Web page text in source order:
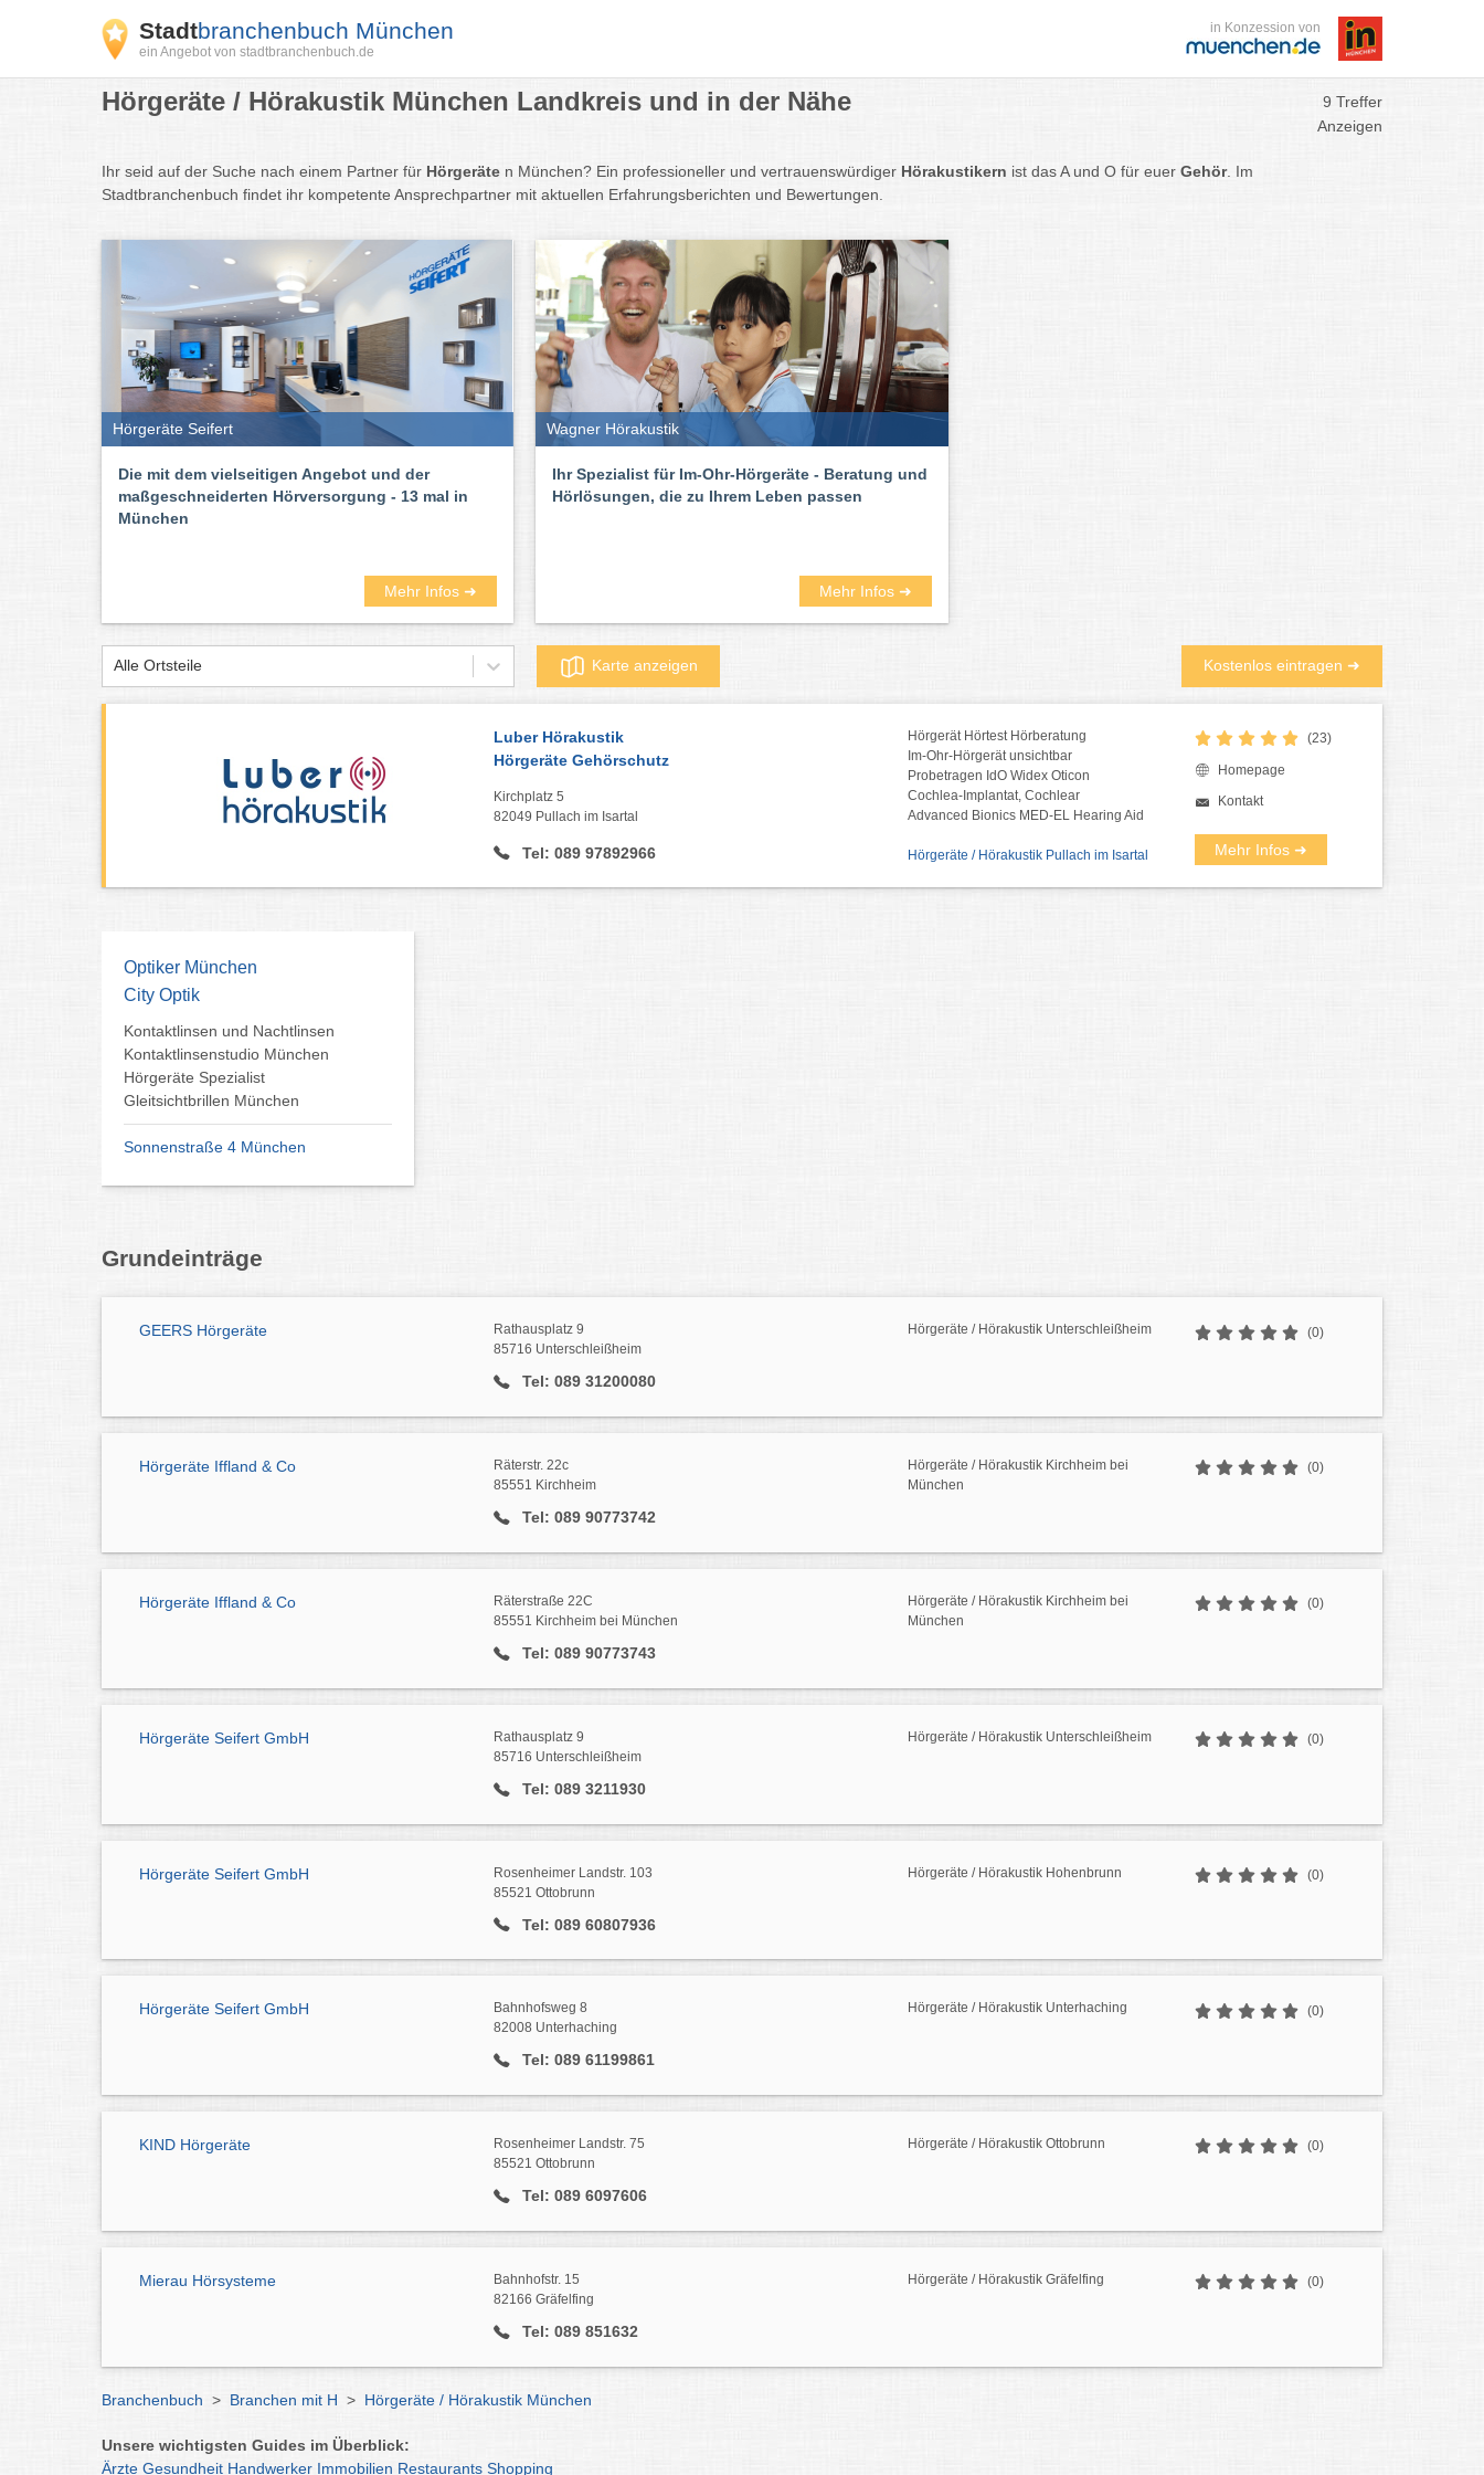
Stadtbranchenbuch München
ein Angebot von stadtbranchenbuch.de
in Konzession von
Hörgeräte / Hörakustik München Landkreis und in der Nähe
9 Treffer
Anzeigen
Ihr seid auf der Suche nach einem Partner für Hörgeräte n München? Ein professioneller und vertrauenswürdiger Hörakustikern ist das A und O für euer Gehör. Im
Stadtbranchenbuch findet ihr kompetente Ansprechpartner mit aktuellen Erfahrungsberichten und Bewertungen.
Hörgeräte Seifert
Die mit dem vielseitigen Angebot und der
maßgeschneiderten Hörversorgung - 13 mal in
München
Mehr Infos ➜
Wagner Hörakustik
Ihr Spezialist für Im-Ohr-Hörgeräte - Beratung und
Hörlösungen, die zu Ihrem Leben passen
Mehr Infos ➜
Alle Ortsteile Karte anzeigen Kostenlos eintragen ➜
Luber Hörakustik
Hörgeräte Gehörschutz
Kirchplatz 5
82049 Pullach im Isartal
Tel: 089 97892966
Hörgerät Hörtest Hörberatung
Im-Ohr-Hörgerät unsichtbar
Probetragen IdO Widex Oticon
Cochlea-Implantat, Cochlear
Advanced Bionics MED-EL Hearing Aid
Hörgeräte / Hörakustik Pullach im Isartal
(23)
Homepage
Kontakt
Mehr Infos ➜
Optiker München
City Optik
Kontaktlinsen und Nachtlinsen
Kontaktlinsenstudio München
Hörgeräte Spezialist
Gleitsichtbrillen München
Sonnenstraße 4 München
Grundeinträge
GEERS Hörgeräte
Rathausplatz 9
85716 Unterschleißheim
Tel: 089 31200080
Hörgeräte / Hörakustik Unterschleißheim (0)
Hörgeräte Iffland & Co
Räterstr. 22c
85551 Kirchheim
Tel: 089 90773742
Hörgeräte / Hörakustik Kirchheim bei
München
(0)
Hörgeräte Iffland & Co
Räterstraße 22C
85551 Kirchheim bei München
Tel: 089 90773743
Hörgeräte / Hörakustik Kirchheim bei
München
(0)
Hörgeräte Seifert GmbH
Rathausplatz 9
85716 Unterschleißheim
Tel: 089 3211930
Hörgeräte / Hörakustik Unterschleißheim (0)
Hörgeräte Seifert GmbH
Rosenheimer Landstr. 103
85521 Ottobrunn
Tel: 089 60807936
Hörgeräte / Hörakustik Hohenbrunn (0)
Hörgeräte Seifert GmbH
Bahnhofsweg 8
82008 Unterhaching
Tel: 089 61199861
Hörgeräte / Hörakustik Unterhaching (0)
KIND Hörgeräte
Rosenheimer Landstr. 75
85521 Ottobrunn
Tel: 089 6097606
Hörgeräte / Hörakustik Ottobrunn (0)
Mierau Hörsysteme
Bahnhofstr. 15
82166 Gräfelfing
Tel: 089 851632
Hörgeräte / Hörakustik Gräfelfing (0)
Branchenbuch > Branchen mit H > Hörgeräte / Hörakustik München
Unsere wichtigsten Guides im Überblick:
Ärzte Gesundheit Handwerker Immobilien Restaurants Shopping